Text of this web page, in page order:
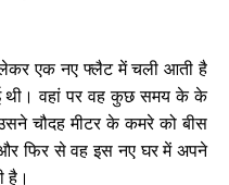
एक नए फ्लैट में चली आती है
थी। वहां पर वह कुछ समय के के
चौदह मीटर के कमरे को बीस
फिर से वह इस नए घर में अपने
है।